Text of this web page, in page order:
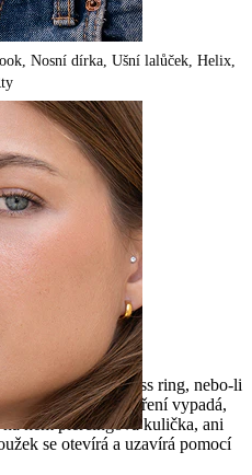
Nosní dírka, Ušní lalůček, Helix,
celý piercing
se říká endless ring, nebo-li
proto, že po uzavření vypadá,
něm piercingová kulička, ani
se otevírá a uzavírá pomocí